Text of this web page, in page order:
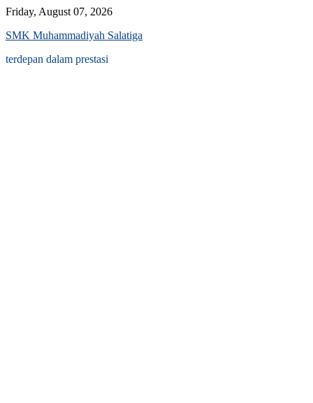
Skip
content
Friday, August 07, 2026
SMK Muhammadiyah Salatiga
terdepan dalam prestasi